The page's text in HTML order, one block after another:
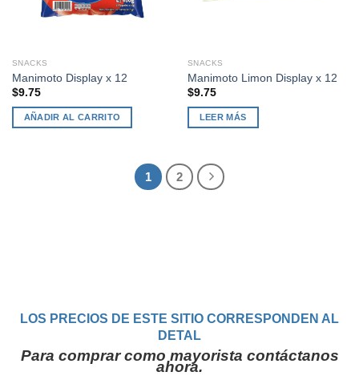
SNACKS
Manimoto Display x 12
$9.75
AÑADIR AL CARRITO
SNACKS
Manimoto Limon Display x 12
$9.75
LEER MÁS
1 2
LOS PRECIOS DE ESTE SITIO CORRESPONDEN AL
DETAL
Para comprar como mayorista contáctanos
ahora.